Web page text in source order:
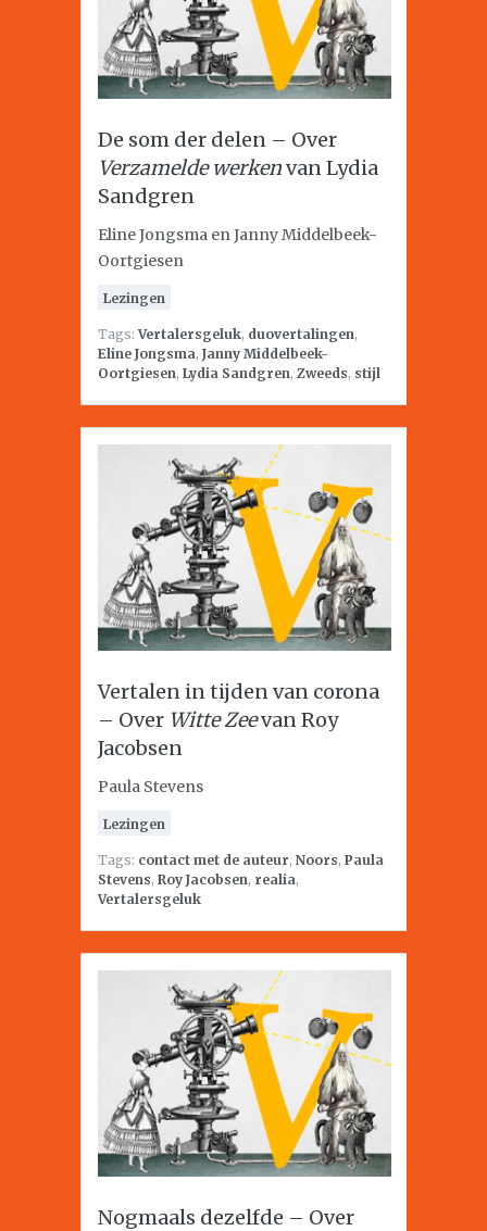
De som der delen – Over
Verzamelde werkenvan Lydia
Sandgren
Eline Jongsma en Janny Middelbeek-
Oortgiesen
Lezingen
Tags:Vertalersgeluk, duovertalingen,
Eline Jongsma, Janny Middelbeek-
Oortgiesen, Lydia Sandgren, Zweeds, stijl
Vertalen in tijden van corona
– Over Witte Zeevan Roy
Jacobsen
Paula Stevens
Lezingen
Tags: contact met de auteur, Noors, Paula
Stevens, Roy Jacobsen, realia,
Vertalersgeluk
Nogmaals dezelfde – Over